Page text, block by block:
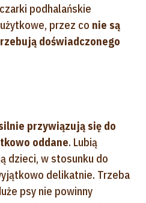
podhalańskie
przez co nie są
doświadczonego
przywiązują się do
oddane. Lubią
dzieci, w stosunku do
delikatnie. Trzeba
psy nie powinny